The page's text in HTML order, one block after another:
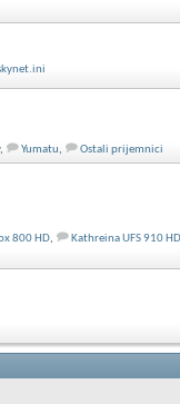
, Yumatu, Ostali prijemnici
800 HD, Kathreina UFS 910 HD